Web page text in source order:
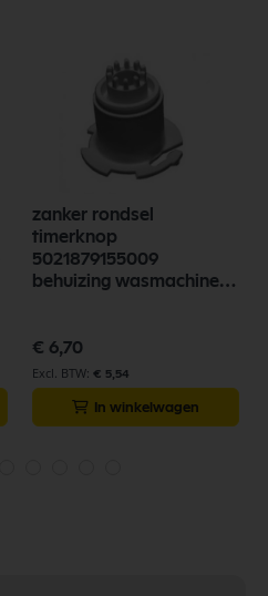
zanker rondsel
timerknop
5021879155009
behuizing wasmachine
€ 6,70
€ 5,54
In winkelwagen